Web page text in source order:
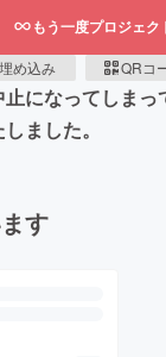
もう一度プロジェ
埋め込み QRコ
になってしま
ました。
す